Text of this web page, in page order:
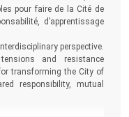
pour faire de la Cité de
d’apprentissage
perspective.
and resistance
transforming the City of
responsibility, mutual